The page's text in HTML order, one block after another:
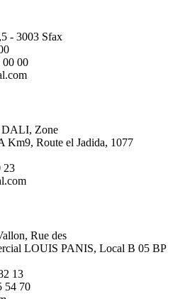
- 3003 Sfax
00 00
DALI, Zone
Km9, Route el Jadida, 1077
23
Rue des
LOUIS PANIS, Local B 05 BP
13
54 70